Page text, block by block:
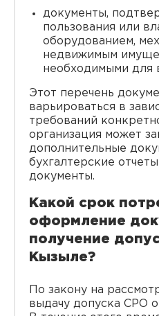
документы,
пользования или
оборудованием,
недвижимым
необходимыми для
Этот перечень
варьироваться в
требований
организация может
дополнительные
бухгалтерские
документы.
Какой срок
оформление
получение
Кызыле?
По закону на
выдачу допуска СРО